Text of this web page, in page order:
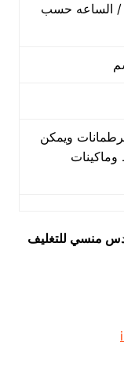
كيس / الساعه حسب
ويمكن
منسي للتغليف